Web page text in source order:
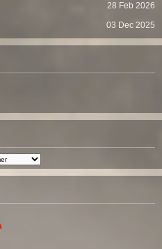
28 Feb 2026
03 Dec 2025